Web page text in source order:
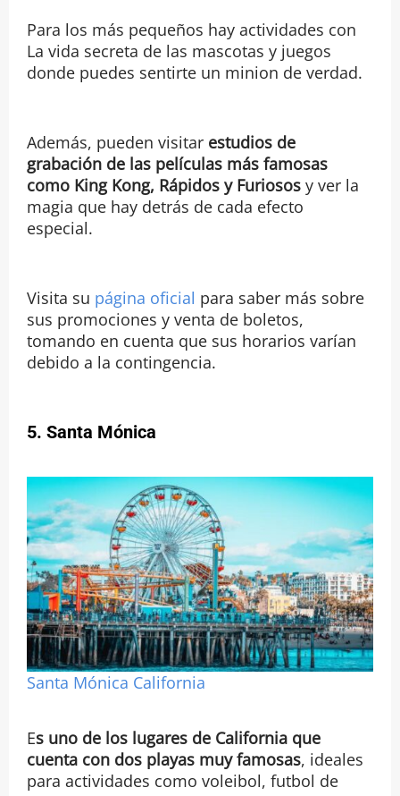
Para los más pequeños hay actividades con
La vida secreta de las mascotas y juegos
donde puedes sentirte un minion de verdad.
Además, pueden visitar estudios de
grabación de las películas más famosas
como King Kong, Rápidos y Furiososy ver la
magia que hay detrás de cada efecto
especial.
Visita su página oficial para saber más sobre
sus promociones y venta de boletos,
tomando en cuenta que sus horarios varían
debido a la contingencia.
5. Santa Mónica
Santa Mónica California
Es uno de los lugares de California que
cuenta con dos playas muy famosas, ideales
para actividades como voleibol, futbol de